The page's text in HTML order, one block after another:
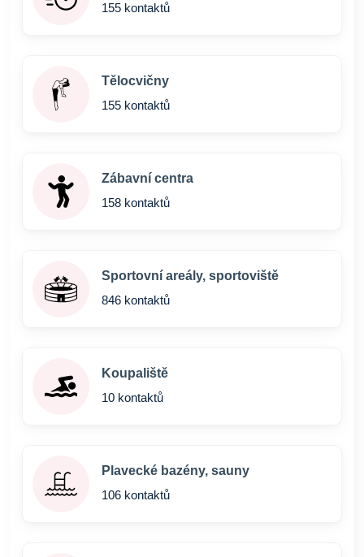
155 kontaktů
Tělocvičny
155 kontaktů
Zábavní centra
158 kontaktů
Sportovní areály, sportoviště
846 kontaktů
Koupaliště
10 kontaktů
Plavecké bazény, sauny
106 kontaktů